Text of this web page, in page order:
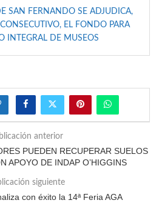
SAN FERNANDO SE ADJUDICA,
EL FONDO PARA
INTEGRAL DE MUSEOS
anterior
PUEDEN RECUPERAR SUELOS
APOYO DE INDAP O’HIGGINS
siguiente
con éxito la 14ª Feria AGA